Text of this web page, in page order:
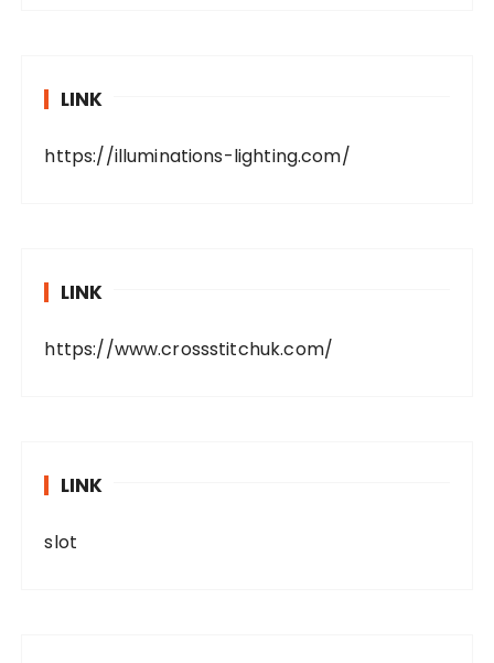
LINK
https://illuminations-lighting.com/
LINK
https://www.crossstitchuk.com/
LINK
slot